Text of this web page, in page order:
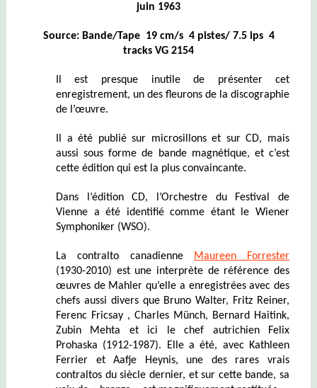
juin 1963
Source: Bande/Tape 19 cm/s 4 pistes/ 7.5 ips 4
tracks VG 2154
Il est presque inutile de présenter cet
enregistrement, un des fleurons de la discographie
de l’œuvre.
Il a été publié sur microsillons et sur CD, mais
aussi sous forme de bande magnétique, et c’est
cette édition qui est la plus convaincante.
Dans l’édition CD, l’Orchestre du Festival de
Vienne a été identifié comme étant le Wiener
Symphoniker (WSO).
La contralto canadienne
Maureen Forrester
(1930-2010) est une interprète de référence des
œuvres de Mahler qu’elle a enregistrées avec des
chefs aussi divers que Bruno Walter, Fritz Reiner,
Ferenc Fricsay , Charles Münch, Bernard Haitink,
Zubin Mehta et ici le chef autrichien Felix
Prohaska (1912-1987). Elle a été, avec Kathleen
Ferrier et Aafje Heynis, une des rares vrais
contraltos du siècle dernier, et sur cette bande, sa